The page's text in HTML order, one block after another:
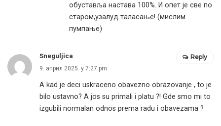
обуставља настава 100%. И опет је све по
старом,узалуд таласање! (мислим
пумпање)
Sneguljica
9. април 2025. у 7:27 pm
A kad je deci uskraceno obavezno obrazovanje , to je
bilo ustavno? A jos su primali i platu ?! Gde smo mi to
izgubili normalan odnos prema radu i obavezama ?
Reply